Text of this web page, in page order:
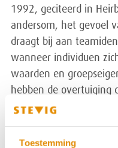
Toestemming
1992, geciteerd in
andersom, het gevoel
draagt bij aan
wanneer individuen
waarden en
hebben de overtuiging
(Hogg, 1992, geciteerd
Bij een gebrek aan